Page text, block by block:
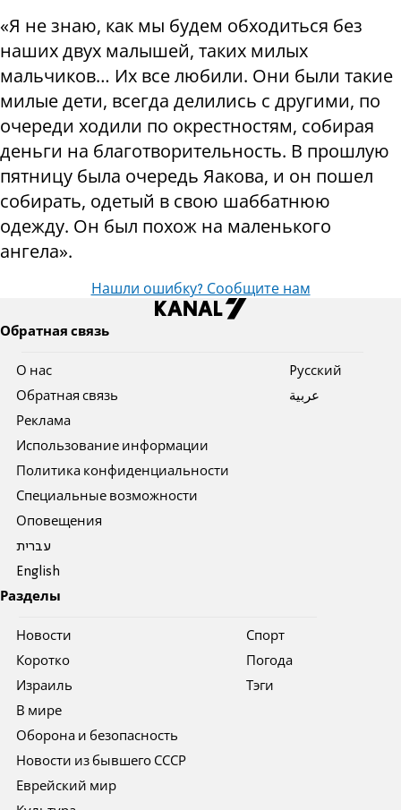
«Я не знаю, как мы будем обходиться без
наших двух малышей, таких милых
мальчиков… Их все любили. Они были такие
милые дети, всегда делились с другими, по
очереди ходили по окрестностям, собирая
деньги на благотворительность. В прошлую
пятницу была очередь Яакова, и он пошел
собирать, одетый в свою шаббатнюю
одежду. Он был похож на маленького
ангела».
Нашли ошибку? Сообщите нам
Обратная связь
О нас
Обратная связь
Реклама
Использование информации
Политика конфиденциальности
Специальные возможности
Оповещения
עברית
English
Pусский
عربية
Разделы
Новости
Коротко
Израиль
В мире
Оборона и безопасность
Новости из бывшего СССР
Еврейский мир
Спорт
Погода
Тэги